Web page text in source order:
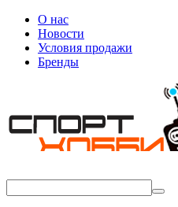
О нас
Новости
Условия продажи
Бренды